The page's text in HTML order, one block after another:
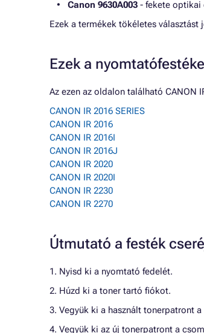
Canon 9630A003 - fekete optikai
Ezek a termékek tökéletes
Ezek a
Az ezen az oldalon található CANON
CANON IR 2016 SERIES
CANON IR 2016
CANON IR 2016I
CANON IR 2016J
CANON IR 2020
CANON IR 2020I
CANON IR 2230
CANON IR 2270
Útmutató a festék
1. Nyisd ki a nyomtató fedelét.
2. Húzd ki a toner tartó fiókot.
3. Vegyük ki a használt tonerpatront
4. Vegyük ki az új tonerpatront a